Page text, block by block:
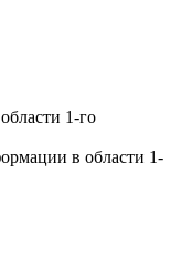
1-го
в области 1-